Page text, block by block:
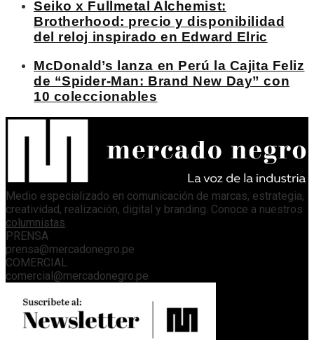
Seiko x Fullmetal Alchemist:
Brotherhood: precio y disponibilidad
del reloj inspirado en Edward Elric
McDonald’s lanza en Perú la Cajita Feliz
de “Spider-Man: Brand New Day” con
10 coleccionables
Medio especializado en comunicación de marcas, estrategia,
creatividad, realización, digital y branding. Conoce a nuestros
columnistas.
PRENSA
prensa@mercadonegro.pe
COMERCIAL
comercial@mercadonegro.pe